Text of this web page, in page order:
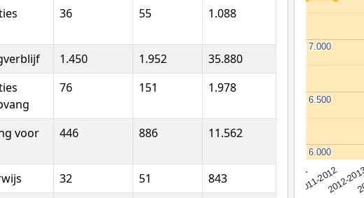
36 55 1.088
1.450 1.952
35.880
76 151 1.978
voor
446 886 11.562
32 51
843
2010-20112011-20122012-
6.000
6.000
6.500
6.500
7.000
7.000